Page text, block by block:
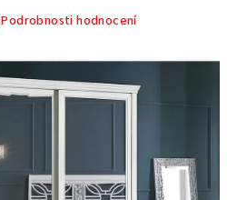
Podrobnosti hodnocení